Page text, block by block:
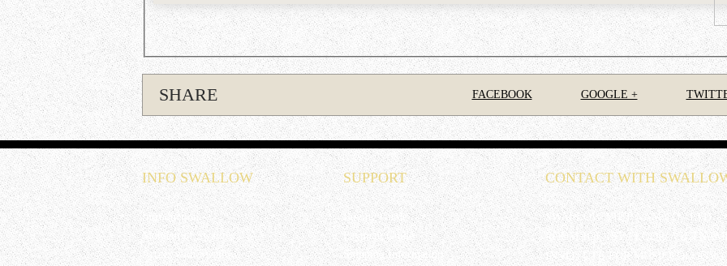
Kim Ngân
Những cây đàn của Swallow rất đẹp
Nguyễn Bảo Toàn
Tôi muốn được tư vấn để mua 1 cây guitar cho người mới tập chơi ở thể loại fingerstyle trước đó đã có 1
năm chơi solo
lê nhật Minh
lê nhật Minh
Hoàng Ngọc
Cửa hàng cho tôi hỏi: Tôi muốn mua bộ dây đàn, cửa hang có chuyển đến tận nơi không? Thời gian bao
lâu (Tôi ở Thanh Xuân)
Trần Đức Chính
Cho mình xin thông số của cây C700CE với. Cho mình hỏi thêm là học sinh của thầy Lê Hùng Phong giới
thiệu mua đàn có ưu đãi gì thêm không? Mình cảm ơn!
SHARE FACEBOOK GOOGLE +
INFO SWALLOW
Introduction
Moment of Swallow
Artists with Swallow
SUPPORT
Buying Guide
Payment Guide
Shipping Information
CONTACT WITH
SWALLOW VIET NAM CO., LTD
ROOM 108, 1ST FLOOR,
INSTITUTE FOR MUSICCOLOGY,